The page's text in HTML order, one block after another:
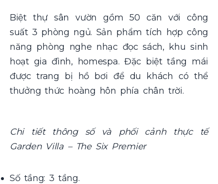
Biệt thự sân vườn gồm 50 căn với công
suất 3 phòng ngủ. Sản phẩm tích hợp công
năng phòng nghe nhạc đọc sách, khu sinh
hoạt gia đình, homespa. Đặc biệt tầng mái
được trang bị hồ bơi để du khách có thể
thưởng thức hoàng hôn phía chân trời.
Chi tiết thông số và phối cảnh thực tế
Garden Villa – The Six Premier
Số tầng: 3 tầng.